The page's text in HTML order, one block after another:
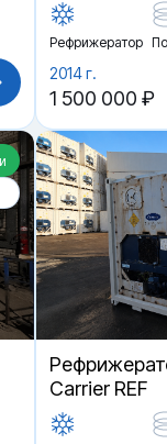
Рефрижератор
2014 г.
1 500 000 ₽
Carrier REF